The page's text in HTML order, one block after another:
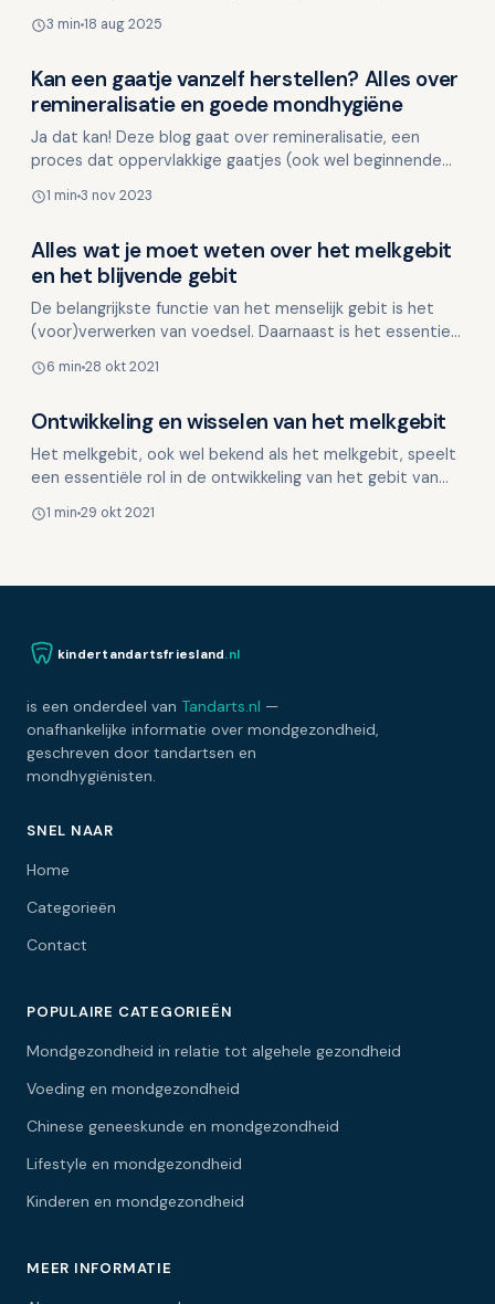
van kind…
3 min 18 aug 2025
Kinderen en mondgezondheid
Kan een gaatje vanzelf herstellen? Alles over
remineralisatie en goede mondhygiëne
Ja dat kan! Deze blog gaat over remineralisatie, een
proces dat oppervlakkige gaatjes (ook wel beginnende
1 min 3 nov 2023
Kinderen en mondgezondheid
Alles wat je moet weten over het melkgebit
en het blijvende gebit
De belangrijkste functie van het menselijk gebit is het
(voor)verwerken van voedsel. Daarnaast is het essentieel
6 min 28 okt 2021
Ontwikkeling en wisselen van het melkgebit
Het melkgebit, ook wel bekend als het melkgebit, speelt
een essentiële rol in de ontwikkeling van het gebit van
1 min 29 okt 2021
kindertandartsfriesland.nl
is een onderdeel van Tandarts.nl —
onafhankelijke informatie over mondgezondheid,
geschreven door tandartsen en
mondhygiënisten.
SNEL NAAR
Home
Categorieën
Contact
POPULAIRE CATEGORIEËN
Mondgezondheid in relatie tot algehele gezondheid
Voeding en mondgezondheid
Chinese geneeskunde en mondgezondheid
Lifestyle en mondgezondheid
Kinderen en mondgezondheid
MEER INFORMATIE